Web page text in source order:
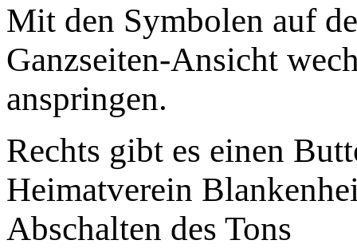
Mit den Symbolen auf
Ganzseiten-Ansicht
anspringen.
Rechts gibt es einen
Heimatverein
Abschalten des Tons